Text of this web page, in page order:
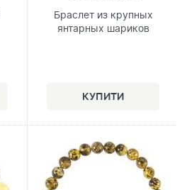
Браслет из крупных
янтарных шариков